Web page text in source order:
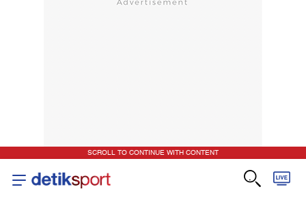
SCROLL TO CONTINUE WITH CONTENT